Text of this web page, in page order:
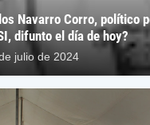
Navarro Corro, político
difunto el día de hoy?
julio de 2024